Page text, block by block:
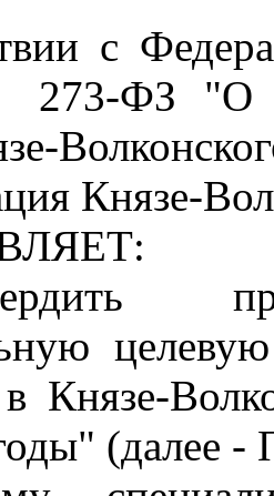
с
ФЗ "О
Князе-
Князе-
(далее -